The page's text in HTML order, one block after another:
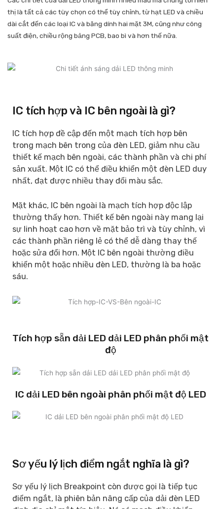
thị là tất cả các tùy chọn có thể tùy chỉnh, từ hạt LED và chiều
dài cắt đến các loại IC và băng dính hai mặt 3M, cũng như công
suất điện, chiều rộng bảng PCB, bao bì và hơn thế nữa.
IC tích hợp và IC bên ngoài là gì?
IC tích hợp đề cập đến một mạch tích hợp bên
trong mạch bên trong của đèn LED, giảm nhu cầu
thiết kế mạch bên ngoài, các thành phần và chi phí
sản xuất. Một IC có thể điều khiển một đèn LED duy
nhất, đạt được nhiều thay đổi màu sắc.
Mặt khác, IC bên ngoài là mạch tích hợp độc lập
thường thấy hơn. Thiết kế bên ngoài này mang lại
sự linh hoạt cao hơn về mặt bảo trì và tùy chỉnh, vì
các thành phần riêng lẻ có thể dễ dàng thay thế
hoặc sửa đổi hơn. Một IC bên ngoài thường điều
khiển một hoặc nhiều đèn LED, thường là ba hoặc
sáu.
Tích hợp sẵn dải LED dải LED phân phối mật
độ
IC dải LED bên ngoài phân phối mật độ LED
Sơ yếu lý lịch điểm ngắt nghĩa là gì?
Sơ yếu lý lịch Breakpoint còn được gọi là tiếp tục
điểm ngắt, là phiên bản nâng cấp của dải đèn LED